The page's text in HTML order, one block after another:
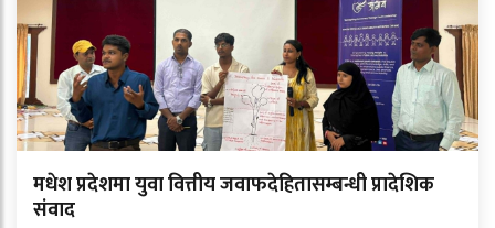
मधेश प्रदेशमा युवा वित्तीय जवाफदेहितासम्बन्धी प्रादेशिक
संवाद